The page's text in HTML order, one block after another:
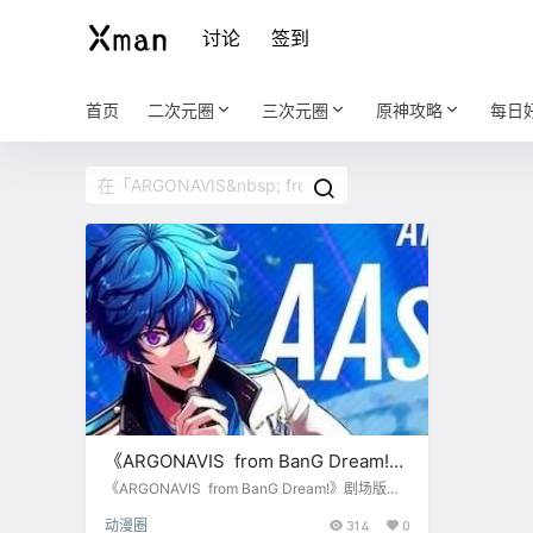
讨论 签到
首页 二次元圈 三次元圈 原神攻略 每日
《ARGONAVIS from BanG Dream!》
剧场版动画制作决定
《ARGONAVIS from BanG Dream!》剧场版动
《ARGONAVIS from BanG Dream!》是BanG D
动漫圈 314 0